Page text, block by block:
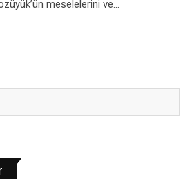
meselelerini ve…